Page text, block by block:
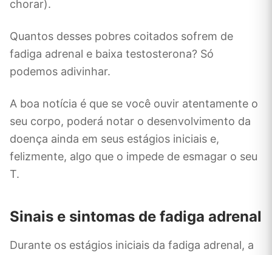
chorar).
Quantos desses pobres coitados sofrem de
fadiga adrenal e baixa testosterona? Só
podemos adivinhar.
A boa notícia é que se você ouvir atentamente o
seu corpo, poderá notar o desenvolvimento da
doença ainda em seus estágios iniciais e,
felizmente, algo que o impede de esmagar o seu
T.
Sinais e sintomas de fadiga adrenal
Durante os estágios iniciais da fadiga adrenal, a